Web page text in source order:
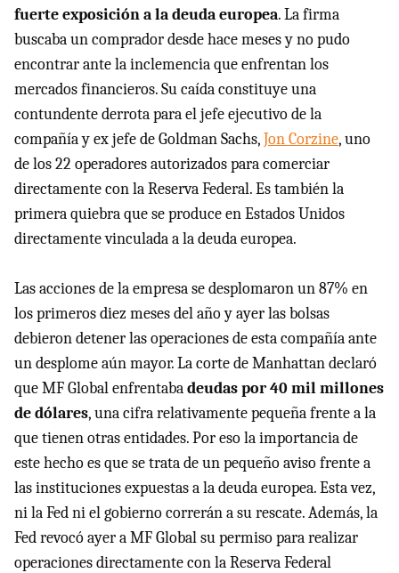
fuerte exposición a la deuda europea. La firma
buscaba un comprador desde hace meses y no pudo
encontrar ante la inclemencia que enfrentan los
mercados financieros. Su caída constituye una
contundente derrota para el jefe ejecutivo de la
compañía y ex jefe de Goldman Sachs,Jon Corzine, uno
de los 22 operadores autorizados para comerciar
directamente con la Reserva Federal. Es también la
primera quiebra que se produce en Estados Unidos
directamente vinculada a la deuda europea.
Las acciones de la empresa se desplomaron un 87% en
los primeros diez meses del año y ayer las bolsas
debieron detener las operaciones de esta compañía ante
un desplome aún mayor. La corte de Manhattan declaró
que MF Global enfrentabadeudas por 40 mil millones
de dólares, una cifra relativamente pequeña frente a la
que tienen otras entidades. Por eso la importancia de
este hecho es que se trata de un pequeño aviso frente a
las instituciones expuestas a la deuda europea. Esta vez,
ni la Fed ni el gobierno correrán a su rescate. Además, la
Fed revocó ayer a MF Global su permiso para realizar
operaciones directamente con la Reserva Federal